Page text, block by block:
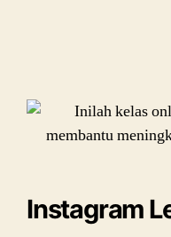
Instagram